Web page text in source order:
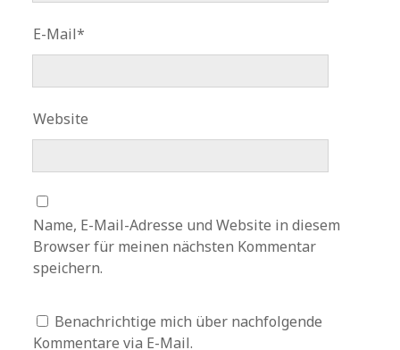
E-Mail*
Website
Name, E-Mail-Adresse und Website in diesem
Browser für meinen nächsten Kommentar
speichern.
Benachrichtige mich über nachfolgende
Kommentare via E-Mail.